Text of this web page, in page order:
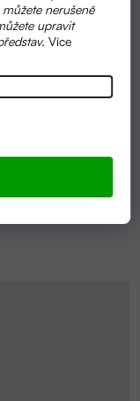
nerušeně
upravit
Více
MÁSLO |